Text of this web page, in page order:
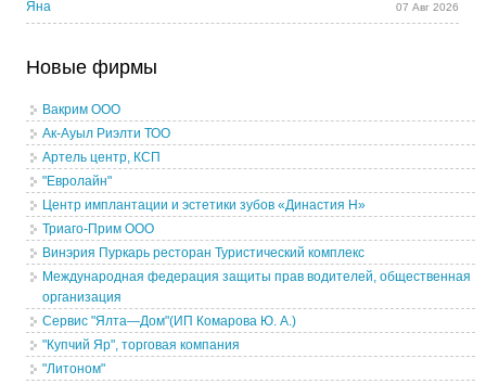
Яна
07 Авг 2026
Новые фирмы
Вакрим ООО
Ак-Ауыл Риэлти ТОО
Артель центр, КСП
"Евролайн"
Центр имплантации и эстетики зубов «Династия Н»
Триаго-Прим ООО
Винэрия Пуркарь ресторан Туристический комплекс
Международная федерация защиты прав водителей, общественная
организация
Сервис "Ялта—Дом"(ИП Комарова Ю. А.)
"Купчий Яр", торговая компания
"Литоном"